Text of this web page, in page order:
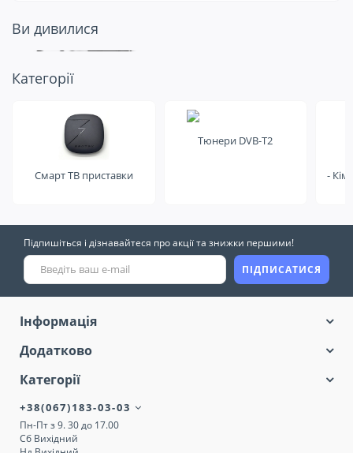
Ви дивилися
Подивіться ще
на це
Категорії
Смарт ТВ приставки
Тюнери DVB-T2
-
Підпишіться і дізнавайтеся про акції та знижки першими!
ПІДПИСАТИСЯ
Інформація
Додатково
Категорії
+38(067)183-03-03
Пн-Пт з 9. 30 до 17.00
Сб Вихідний